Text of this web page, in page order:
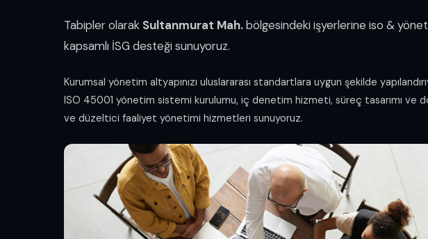
Tabipler olarak Sultanmurat Mah.bölgesindeki işyerlerine iso &
kapsamlı İSG desteği sunuyoruz.
Kurumsal yönetim altyapınızı uluslararası standartlara uygun şekilde
ISO 45001 yönetim sistemi kurulumu, iç denetim hizmeti, süreç tasarımı ve
ve düzeltici faaliyet yönetimi hizmetleri sunuyoruz.